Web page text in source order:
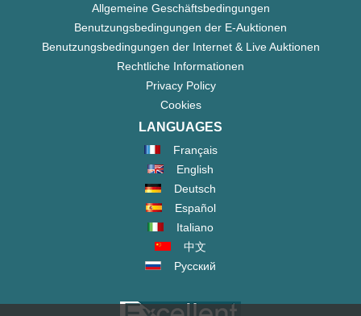
Allgemeine Geschäftsbedingungen
Benutzungsbedingungen der E-Auktionen
Benutzungsbedingungen der Internet & Live Auktionen
Rechtliche Informationen
Privacy Policy
Cookies
LANGUAGES
Français
English
Deutsch
Español
Italiano
中文
Русский